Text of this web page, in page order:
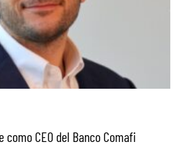
como CEO del Banco Comafi